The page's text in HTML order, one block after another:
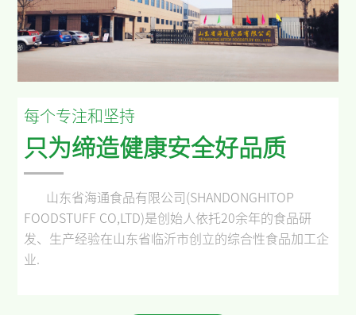
每个专注和坚持
只为缔造健康安全好品质
山东省海通食品有限公司 (SHANDONGHITOP
FOODSTUFF CO,LTD)是创始人依托20余年的食品研
发、生产经验在山东省临沂市创立的综合性食品加工企
业